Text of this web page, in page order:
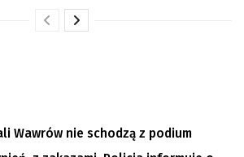
Wawrów nie schodzą z podium